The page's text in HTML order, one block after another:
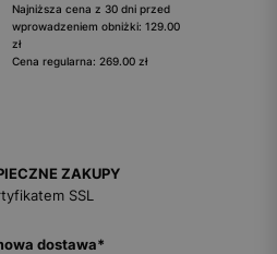
Najniższa cena z 30 dni przed
wprowadzeniem obniżki: 129.00
zł
Cena regularna: 269.00 zł
ZAKUPY
SSL
dostawa*